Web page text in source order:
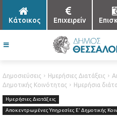
Κάτοικος Επιχειρείν
Δημοσιεύσεις Ημερήσιες Διατάξεις
Δημοτικής Κοινότητας
Ημερήσια
Ημερήσιες Διατάξεις
Αποκεντρωμένες Υπηρεσίες Ε' Δημοτικής